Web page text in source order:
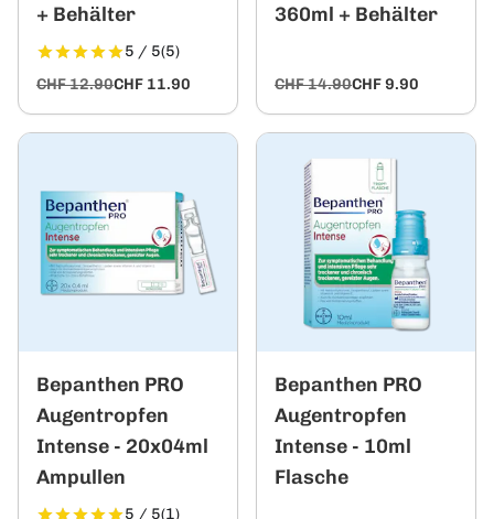
+ Behälter
5 / 5(5)
CHF 12.90CHF 11.90
360ml + Behälter
CHF 14.90CHF 9.90
Bepanthen PRO
Augentropfen
Intense - 20x04ml
Ampullen
5 / 5(1)
Bepanthen PRO
Augentropfen
Intense - 10ml
Flasche